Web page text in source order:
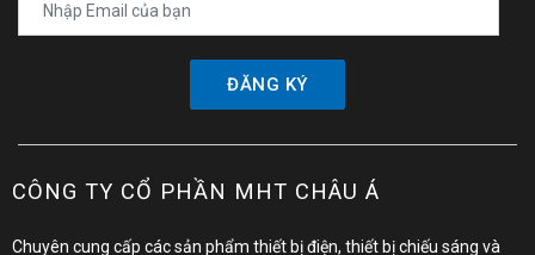
ĐĂNG KÝ
CÔNG TY CỔ PHẦN MHT CHÂU Á
Chuyên cung cấp các sản phẩm thiết bị điện, thiết bị chiếu sáng và